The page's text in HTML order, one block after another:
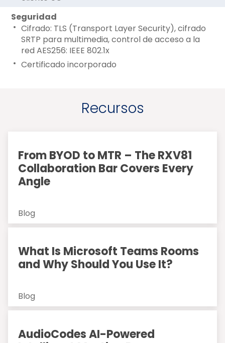
Seguridad
Cifrado: TLS (Transport Layer Security), cifrado
SRTP para multimedia, control de acceso a la
red AES256: IEEE 802.1x
Certificado incorporado
Recursos
From BYOD to MTR – The RXV81
Collaboration Bar Covers Every
Angle
Blog
What Is Microsoft Teams Rooms
and Why Should You Use It?
Blog
AudioCodes AI-Powered